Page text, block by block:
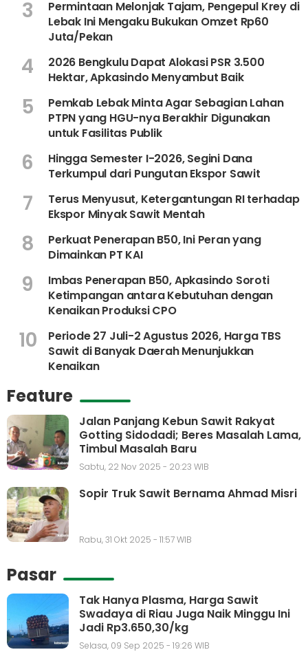
3
Permintaan Melonjak Tajam, Pengepul Krey di
Lebak Ini Mengaku Bukukan Omzet Rp60
Juta/Pekan
4
2026 Bengkulu Dapat Alokasi PSR 3.500
Hektar, Apkasindo Menyambut Baik
5
Pemkab Lebak Minta Agar Sebagian Lahan
PTPN yang HGU-nya Berakhir Digunakan
untuk Fasilitas Publik
6
Hingga Semester I-2026, Segini Dana
Terkumpul dari Pungutan Ekspor Sawit
7
Terus Menyusut, Ketergantungan RI terhadap
Ekspor Minyak Sawit Mentah
8
Perkuat Penerapan B50, Ini Peran yang
Dimainkan PT KAI
9
Imbas Penerapan B50, Apkasindo Soroti
Ketimpangan antara Kebutuhan dengan
Kenaikan Produksi CPO
10
Periode 27 Juli-2 Agustus 2026, Harga TBS
Sawit di Banyak Daerah Menunjukkan
Kenaikan
Feature
Jalan Panjang Kebun Sawit Rakyat
Gotting Sidodadi; Beres Masalah Lama,
Timbul Masalah Baru
Sabtu, 22 Nov 2025 - 20:23 WIB
Sopir Truk Sawit Bernama Ahmad Misri
Rabu, 31 Okt 2025 - 11:57 WIB
Pasar
Tak Hanya Plasma, Harga Sawit
Swadaya di Riau Juga Naik Minggu Ini
Jadi Rp3.650,30/kg
Selasa, 09 Sep 2025 - 19:26 WIB